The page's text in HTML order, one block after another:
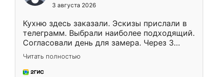
3 августа 2026
Кухню здесь заказали. Эскизы прислали в
телеграмм. Выбрали наиболее подходящий.
Согласовали день для замера. Через 3
недели кухня была уже готова. Остались
довольны работой. Спасибо Ренессанс
мебель за качественную работу!
Читать полностью